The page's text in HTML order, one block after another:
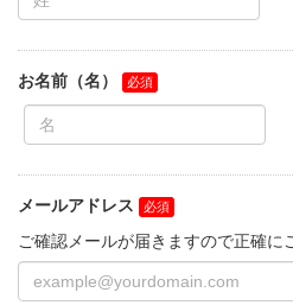
お名前（名）
メールアドレス
ご確認メールが届きますので正確に